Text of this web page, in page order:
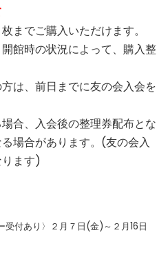
までご購入いただけます。
館時の状況によって、購入整
は、前日までに友の会入会を
合、入会後の整理券配布とな
場合があります。(友の会入
ます)
受付あり〉２月７日(金)～２月16日